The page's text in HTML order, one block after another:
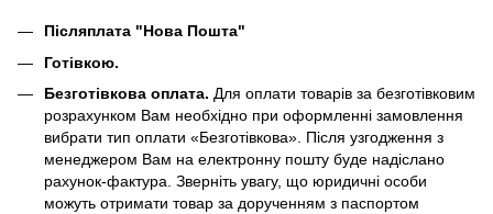
Післяплата "Нова Пошта"
Готівкою.
Безготівкова оплата. Для оплати товарів за безготівковим
розрахунком Вам необхідно при оформленні замовлення
вибрати тип оплати «Безготівкова». Після узгодження з
менеджером Вам на електронну пошту буде надіслано
рахунок-фактура. Зверніть увагу, що юридичні особи
можуть отримати товар за дорученням з паспортом